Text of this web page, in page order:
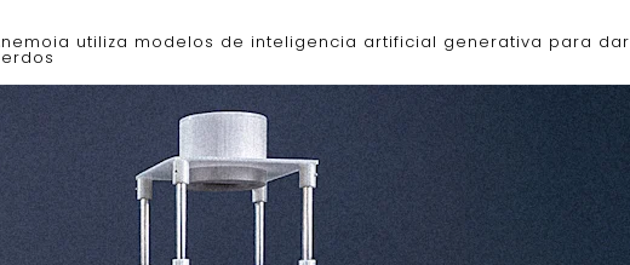
utiliza modelos de inteligencia artificial generativa para dar